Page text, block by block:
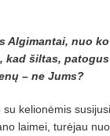
Algimantai, nuo
kad šiltas,
– ne Jums?
su kelionėmis
laimei, turėjau